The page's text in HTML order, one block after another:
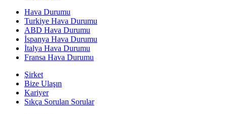
Hava Durumu
Turkiye Hava Durumu
ABD Hava Durumu
İspanya Hava Durumu
İtalya Hava Durumu
Fransa Hava Durumu
Şirket
Bize Ulaşın
Kariyer
Sıkça Sorulan Sorular